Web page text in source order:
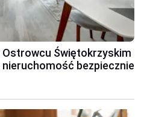
Świętokrzyskim
bezpiecznie